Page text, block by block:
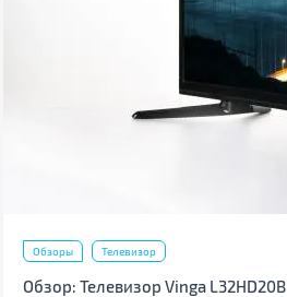
Обзоры Телевизор
Обзор: Телевизор Vinga L32HD20B